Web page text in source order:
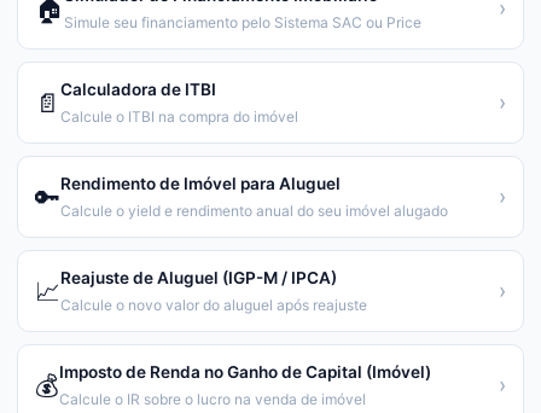
🏠 Simule seu financiamento pelo Sistema SAC ou Price
›
📄 Calculadora de ITBI
Calcule o ITBI na compra do imóvel
›
🔑Rendimento de Imóvel para Aluguel
Calcule o yield e rendimento anual do seu imóvel alugado
›
📈Reajuste de Aluguel (IGP-M / IPCA)
Calcule o novo valor do aluguel após reajuste
›
💰Imposto de Renda no Ganho de Capital (Imóvel)
Calcule o IR sobre o lucro na venda de imóvel
›